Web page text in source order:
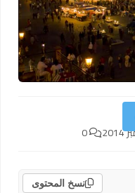
نسخ المحتوى